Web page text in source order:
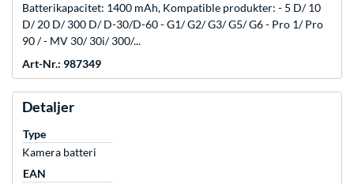
Batterikapacitet: 1400 mAh, Kompatible produkter: - 5 D/ 10
D/ 20 D/ 300 D/ D-30/D-60 - G1/ G2/ G3/ G5/ G6 - Pro 1/ Pro
90 / - MV 30/ 30i/ 300/...
Art-Nr.: 987349
Detaljer
Type
Kamera batteri
EAN